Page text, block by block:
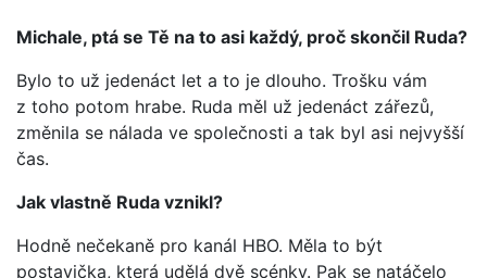
Michale, ptá se Tě na to asi každý, proč skončil Ruda?
Bylo to už jedenáct let a to je dlouho. Trošku vám
z toho potom hrabe. Ruda měl už jedenáct zářezů,
změnila se nálada ve společnosti a tak byl asi nejvyšší
čas.
Jak vlastně Ruda vznikl?
Hodně nečekaně pro kanál HBO. Měla to být
postavička, která udělá dvě scénky. Pak se natáčelo